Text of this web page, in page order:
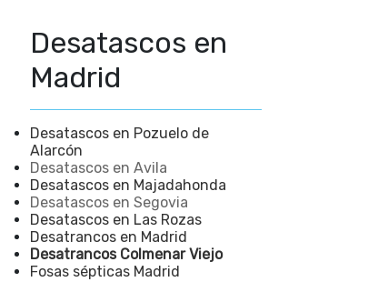
Desatascos en
Madrid
Desatascos en Pozuelo de
Alarcón
Desatascos en Avila
Desatascos en Majadahonda
Desatascos en Segovia
Desatascos en Las Rozas
Desatrancos en Madrid
Desatrancos Colmenar Viejo
Fosas sépticas Madrid